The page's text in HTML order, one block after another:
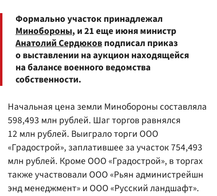
Формально участок принадлежал
Минобороны, и 21 еще июня министр
Анатолий Сердюковподписал приказ
о выставлении на аукцион находящейся
на балансе военного ведомства
собственности.
Начальная цена земли Минобороны составляла
598,493 млн рублей. Шаг торгов равнялся
12 млн рублей. Выиграло торги ООО
«Градострой», заплатившее за участок 754,493
млн рублей. Кроме ООО «Градострой», в торгах
также участвовали ООО «Рьян администрейшн
энд менеджмент» и ООО «Русский ландшафт».